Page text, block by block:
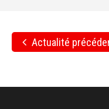
Actualité